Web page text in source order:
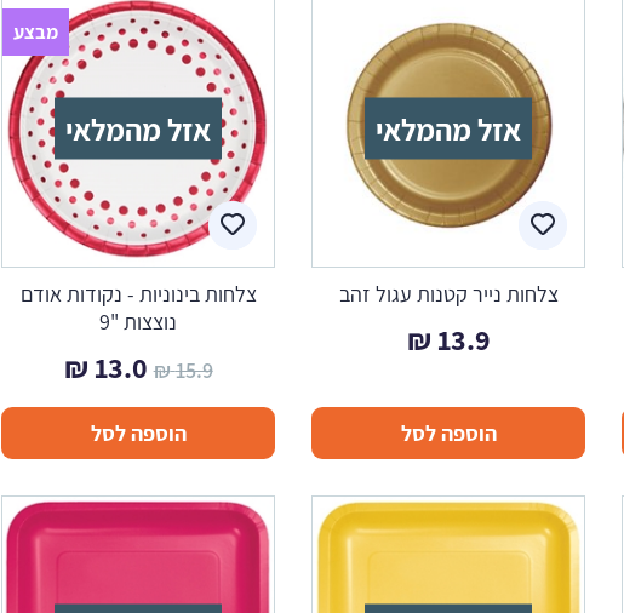
אזל מהמלאי
צלחות נייר קטנות עגול זהב
13.9
₪
הוספה לסל
אזל מהמלאי
מבצע
צלחות בינוניות - נקודות אודם
נוצצות "9
15.9
₪ המחיר
המקורי
היה:
13.0
₪
הנוכחי
הוספה לסל